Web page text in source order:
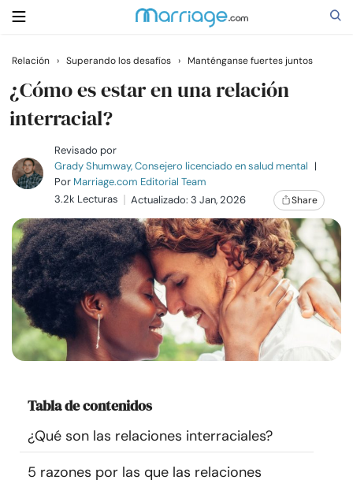
Buscar
Casarse
Relaciones
Familia
Ayuda
Cursos
Comunidad
Encuentra un terapeuta
Relación › Superando los desafíos › Manténganse fuertes juntos
¿Cómo es estar en una relación
interracial?
Revisado por
Grady Shumway, Consejero licenciado en salud mental |
Por Marriage.com Editorial Team
3.2k Lecturas
Actualizado: 3 Jan, 2026 Share
Tabla de contenidos
¿Qué son las relaciones interraciales?
5 razones por las que las relaciones